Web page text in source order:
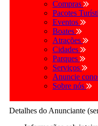
Compras
Pacotes
Eventos
Boates
Atrações
Cidades
Parques
Serviços
Anuncie
Sobre nós
Detalhes do Anunciante